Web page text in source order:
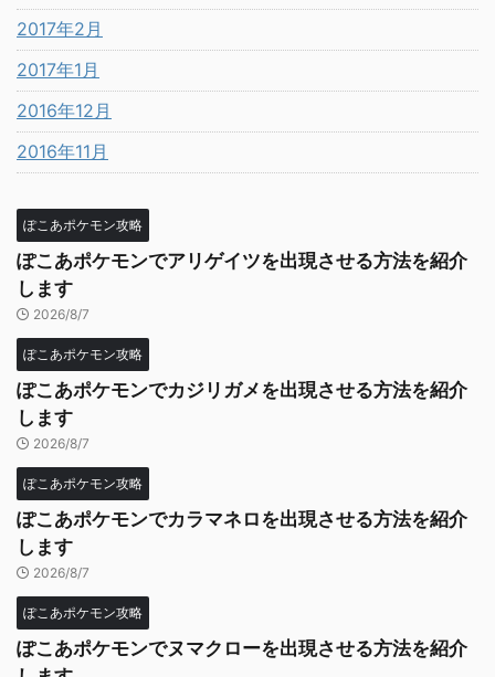
2017年2月
2017年1月
2016年12月
2016年11月
ぽこあポケモン攻略
ぽこあポケモンでアリゲイツを出現させる方法を紹介
します
2026/8/7
ぽこあポケモン攻略
ぽこあポケモンでカジリガメを出現させる方法を紹介
します
2026/8/7
ぽこあポケモン攻略
ぽこあポケモンでカラマネロを出現させる方法を紹介
します
2026/8/7
ぽこあポケモン攻略
ぽこあポケモンでヌマクローを出現させる方法を紹介